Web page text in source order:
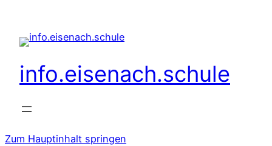
info.eisenach.schule
Zum Hauptinhalt springen